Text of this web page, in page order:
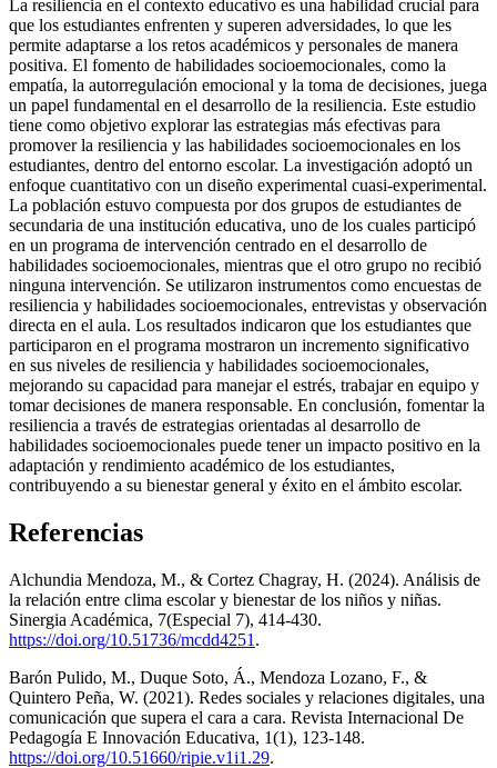
La resiliencia en el contexto educativo es una habilidad crucial para
que los estudiantes enfrenten y superen adversidades, lo que les
permite adaptarse a los retos académicos y personales de manera
positiva. El fomento de habilidades socioemocionales, como la
empatía, la autorregulación emocional y la toma de decisiones, juega
un papel fundamental en el desarrollo de la resiliencia. Este estudio
tiene como objetivo explorar las estrategias más efectivas para
promover la resiliencia y las habilidades socioemocionales en los
estudiantes, dentro del entorno escolar. La investigación adoptó un
enfoque cuantitativo con un diseño experimental cuasi-experimental.
La población estuvo compuesta por dos grupos de estudiantes de
secundaria de una institución educativa, uno de los cuales participó
en un programa de intervención centrado en el desarrollo de
habilidades socioemocionales, mientras que el otro grupo no recibió
ninguna intervención. Se utilizaron instrumentos como encuestas de
resiliencia y habilidades socioemocionales, entrevistas y observación
directa en el aula. Los resultados indicaron que los estudiantes que
participaron en el programa mostraron un incremento significativo
en sus niveles de resiliencia y habilidades socioemocionales,
mejorando su capacidad para manejar el estrés, trabajar en equipo y
tomar decisiones de manera responsable. En conclusión, fomentar la
resiliencia a través de estrategias orientadas al desarrollo de
habilidades socioemocionales puede tener un impacto positivo en la
adaptación y rendimiento académico de los estudiantes,
contribuyendo a su bienestar general y éxito en el ámbito escolar.
Referencias
Alchundia Mendoza, M., & Cortez Chagray, H. (2024). Análisis de
la relación entre clima escolar y bienestar de los niños y niñas.
Sinergia Académica, 7(Especial 7), 414-430.
https://doi.org/10.51736/mcdd4251 .
Barón Pulido, M., Duque Soto, Á., Mendoza Lozano, F., &
Quintero Peña, W. (2021). Redes sociales y relaciones digitales, una
comunicación que supera el cara a cara. Revista Internacional De
Pedagogía E Innovación Educativa, 1(1), 123-148.
https://doi.org/10.51660/ripie.v1i1.29.